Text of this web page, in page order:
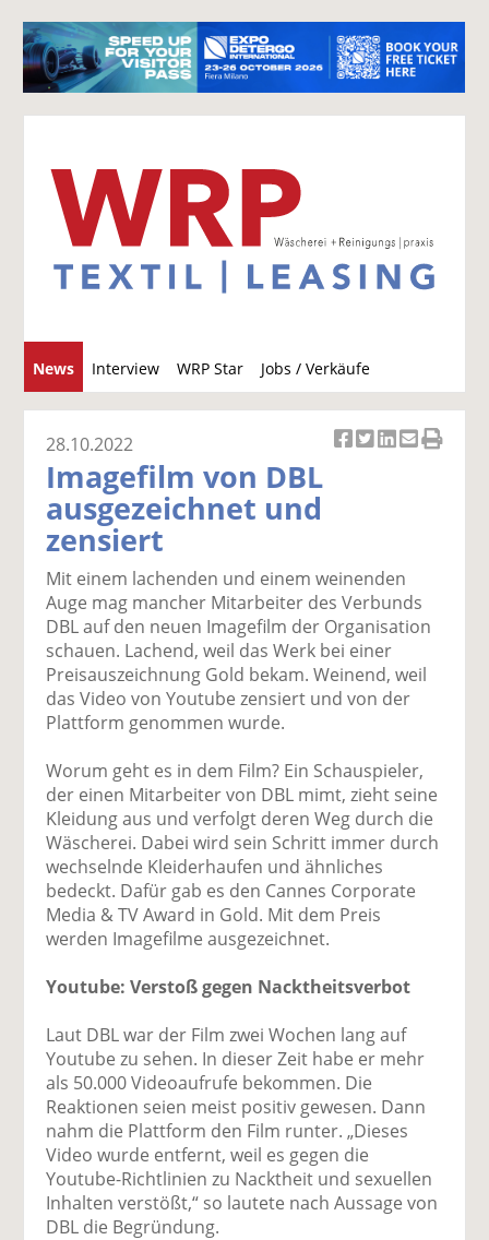
News Interview WRP Star Jobs / Verkäufe
u
c
uf
F
ac
e
b
o
te
il
e
n
wi
tt
er
n
uf
Li
n
k
e
di
il
e
n
er
E
m
l
v
n
d
e
n
ck
e
28.10.2022
Imagefilm von DBL
ausgezeichnet und
zensiert
Mit einem lachenden und einem weinenden
Auge mag mancher Mitarbeiter des Verbunds
DBL auf den neuen Imagefilm der Organisation
schauen. Lachend, weil das Werk bei einer
Preisauszeichnung Gold bekam. Weinend, weil
das Video von Youtube zensiert und von der
Plattform genommen wurde.
Worum geht es in dem Film? Ein Schauspieler,
der einen Mitarbeiter von DBL mimt, zieht seine
Kleidung aus und verfolgt deren Weg durch die
Wäscherei. Dabei wird sein Schritt immer durch
wechselnde Kleiderhaufen und ähnliches
bedeckt. Dafür gab es den Cannes Corporate
Media & TV Award in Gold. Mit dem Preis
werden Imagefilme ausgezeichnet.
Youtube: Verstoß gegen Nacktheitsverbot
Laut DBL war der Film zwei Wochen lang auf
Youtube zu sehen. In dieser Zeit habe er mehr
als 50.000 Videoaufrufe bekommen. Die
Reaktionen seien meist positiv gewesen. Dann
nahm die Plattform den Film runter. „Dieses
Video wurde entfernt, weil es gegen die
Youtube-Richtlinien zu Nacktheit und sexuellen
Inhalten verstößt,“ so lautete nach Aussage von
DBL die Begründung.